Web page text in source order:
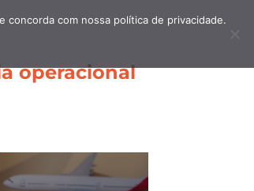
operacional
concorda com nossa política de privacidade.